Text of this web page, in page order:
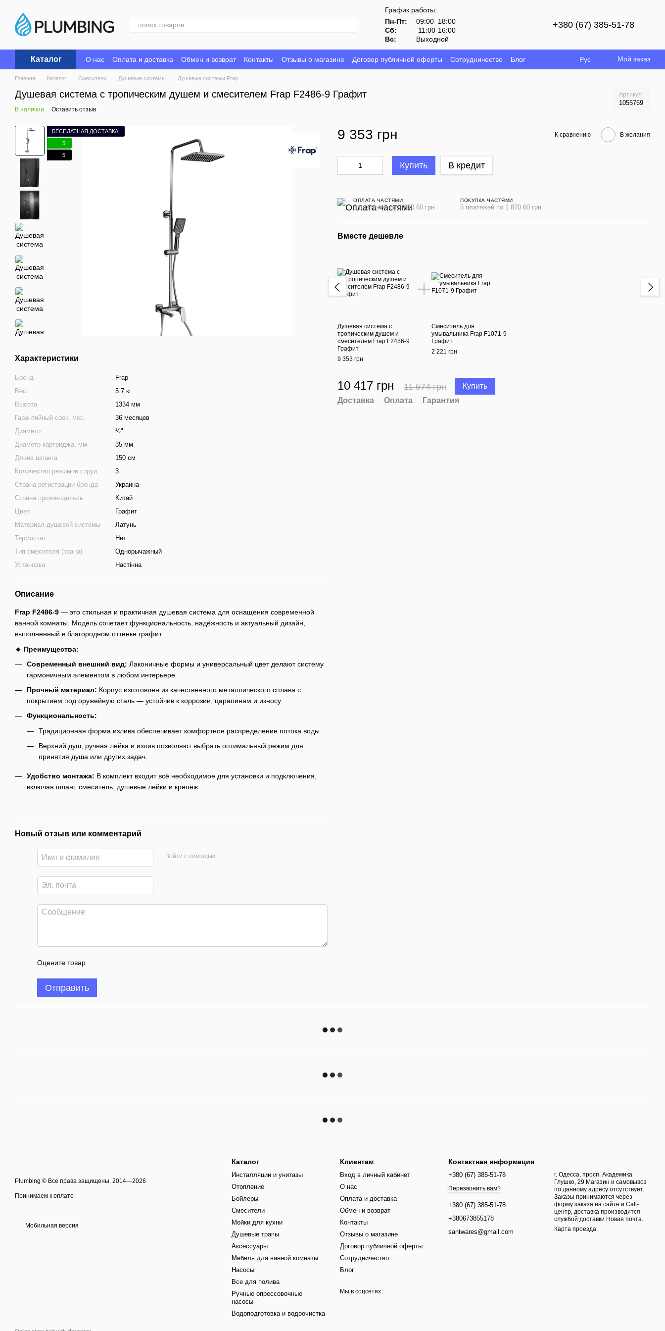
График работы:
Пн-Пт:
09:00–18:00
Сб:
11:00-16:00
Вс:
Выходной
+380 (67) 385-51-78
Каталог О нас Оплата и доставка Обмен и возврат Контакты Отзывы о магазине Договор публичной оферты Сотрудничество Блог Рус Мой заказ
Главная Каталог Смесители Душевые системы Душевые системы Frap
Душевая система с тропическим душем и смесителем Frap F2486-9 Графит Артикул
1055769
В наличии Оставить отзыв
БЕСПЛАТНАЯ ДОСТАВКА
5
5
Характеристики
Бренд
Frap
Вес
5.7 кг
Высота
1334 мм
Гарантийный срок, мес.
36 месяцев
Диаметр
½"
Диаметр картриджа, мм
35 мм
Длина шланга
150 см
Количество режимов струи
3
Страна регистрации бренда
Украина
Страна производитель
Китай
Цвет
Графит
Материал душевой системы
Латунь
Термостат
Нет
Тип смесителя (крана)
Однорычажный
Установка
Настінна
Описание
Frap F2486-9 — это стильная и практичная душевая система для оснащения современной
ванной комнаты. Модель сочетает функциональность, надёжность и актуальный дизайн,
выполненный в благородном оттенке графит.
🔹 Преимущества:
Современный внешний вид: Лаконичные формы и универсальный цвет делают систему
гармоничным элементом в любом интерьере.
Прочный материал: Корпус изготовлен из качественного металлического сплава с
покрытием под оружейную сталь — устойчив к коррозии, царапинам и износу.
Функциональность:
Традиционная форма излива обеспечивает комфортное распределение потока воды.
Верхний душ, ручная лейка и излив позволяют выбрать оптимальный режим для
принятия душа или других задач.
Удобство монтажа: В комплект входит всё необходимое для установки и подключения,
включая шланг, смеситель, душевые лейки и крепёж.
Новый отзыв или комментарий
Войти с помощью
Оцените товар
Отправить
9 353 грн К сравнению В желания
Купить В кредит
ОПЛАТА ЧАСТЯМИ
5 платежей по 1 870.60 грн
ПОКУПКА ЧАСТЯМИ
5 платежей по 1 870.60 грн
Вместе дешевле
Душевая система с
тропическим душем и
смесителем Frap F2486-9
Графит
9 353 грн
Смеситель для
умывальника Frap F1071-9
Графит
2 221 грн
10 417 грн 11 574 грн Купить
Доставка Оплата Гарантия
Plumbing © Все права защищены. 2014—2026
Принимаем к оплате
Мобильная версия
Каталог
Инсталляции и унитазы
Отопление
Бойлеры
Смесители
Мойки для кухни
Душевые трапы
Аксессуары
Мебель для ванной комнаты
Насосы
Все для полива
Ручные опрессовочные
насосы
Водоподготовка и водоочистка
Клиентам
Вход в личный кабинет
О нас
Оплата и доставка
Обмен и возврат
Контакты
Отзывы о магазине
Договор публичной оферты
Сотрудничество
Блог
Мы в соцсетях
Контактная информация
+380 (67) 385-51-78
Перезвонить вам?
+380 (67) 385-51-78
+380673855178
santwares@gmail.com
г. Одесса, просп. Академика
Глушко, 29 Магазин и самовывоз
по данному адресу отсутствует.
Заказы принимаются через
форму заказа на сайте и Call-
центр, доставка производится
службой доставки Новая почта.
Карта проезда